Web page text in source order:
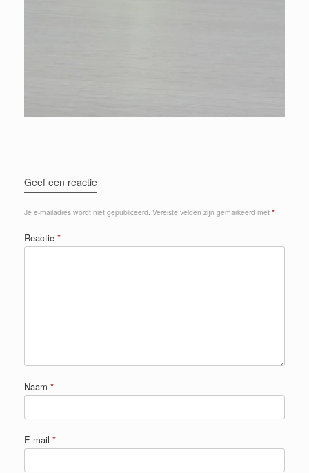
Geef een reactie
Je e-mailadres wordt niet gepubliceerd. Vereiste velden zijn gemarkeerd met *
Reactie *
Naam *
E-mail *